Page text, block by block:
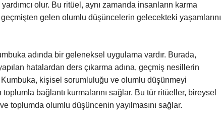
olur. Bu ritüel, aynı zamanda insanların karma
gelen olumlu düşüncelerin gelecekteki yaşamlarını
adında bir geleneksel uygulama vardır. Burada,
hatalardan ders çıkarma adına, geçmiş nesillerin
kişisel sorumluluğu ve olumlu düşünmeyi
bağlantı kurmalarını sağlar. Bu tür ritüeller, bireysel
toplumda olumlu düşüncenin yayılmasını sağlar.